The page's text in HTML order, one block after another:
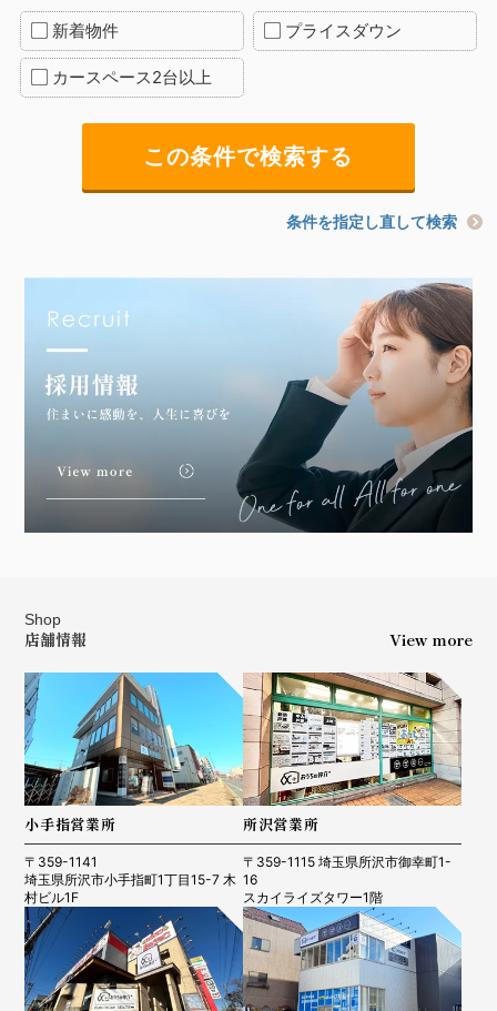
新着物件 プライスダウン
カースペース2台以上
条件を指定し直して検索
Shop
店舗情報 View more
小手指営業所
〒359-1141
埼玉県所沢市小手指町1丁目15-7 木
村ビル1F
所沢営業所
〒359-1115 埼玉県所沢市御幸町1-
16
スカイライズタワー1階